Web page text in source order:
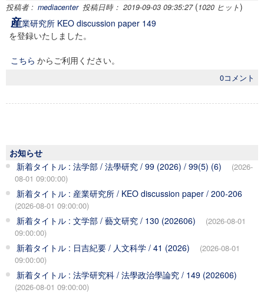
21世紀COEプログラム
慶應義塾大学グローバルCOEプログラム市民社会ガバナンス
慶應義塾大学グローバルCOEプログラム論理と感性の先端的
学術雑誌掲載論文等(8)
投稿者 : mediacenter 投稿日時： 2019-09-03 09:35:27(1020 ヒット)
産業研究所 KEO discussion paper 149
を登録いたしました。
こちら からご利用ください。
0コメント
お知らせ
新着タイトル : 法学部 / 法學研究 / 99 (2026) / 99(5) (6)
(2026-
08-01 09:00:00)
新着タイトル : 産業研究所 / KEO discussion paper / 200-206
(2026-08-01 09:00:00)
新着タイトル : 文学部 / 藝文研究 / 130 (202606)
(2026-08-01
09:00:00)
新着タイトル : 日吉紀要 / 人文科学 / 41 (2026)
(2026-08-01
09:00:00)
新着タイトル : 法学研究科 / 法學政治學論究 / 149 (202606)
(2026-08-01 09:00:00)